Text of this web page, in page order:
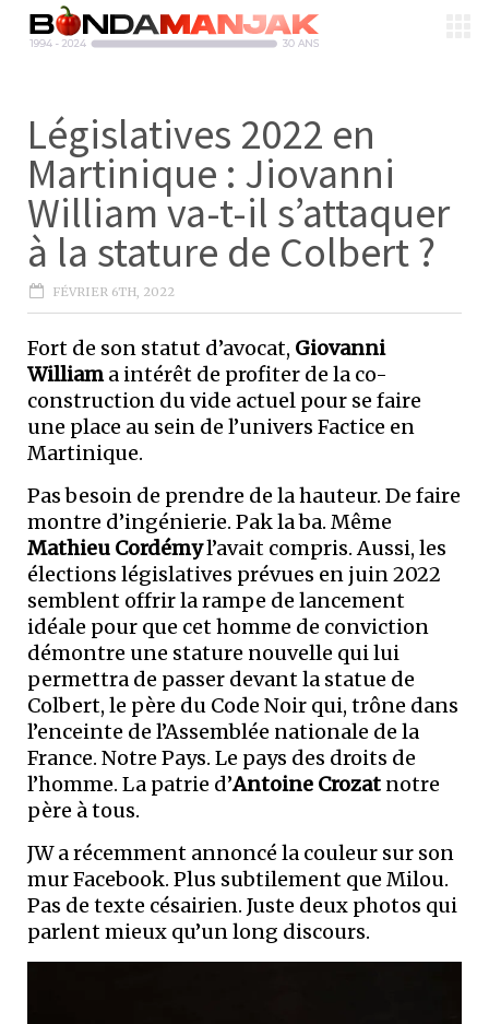
Législatives 2022 en
Martinique : Jiovanni
William va-t-il s’attaquer
à la stature de Colbert ?
FÉVRIER 6TH, 2022
Fort de son statut d’avocat, Giovanni
Williama intérêt de profiter de la co-
construction du vide actuel pour se faire
une place au sein de l’univers Factice en
Martinique.
Pas besoin de prendre de la hauteur. De faire
montre d’ingénierie. Pak la ba. Même
Mathieu Cordémyl’avait compris. Aussi, les
élections législatives prévues en juin 2022
semblent offrir la rampe de lancement
idéale pour que cet homme de conviction
démontre une stature nouvelle qui lui
permettra de passer devant la statue de
Colbert, le père du Code Noir qui, trône dans
l’enceinte de l’Assemblée nationale de la
France. Notre Pays. Le pays des droits de
l’homme. La patrie d’Antoine Crozat notre
père à tous.
JW a récemment annoncé la couleur sur son
mur Facebook. Plus subtilement que Milou.
Pas de texte césairien. Juste deux photos qui
parlent mieux qu’un long discours.